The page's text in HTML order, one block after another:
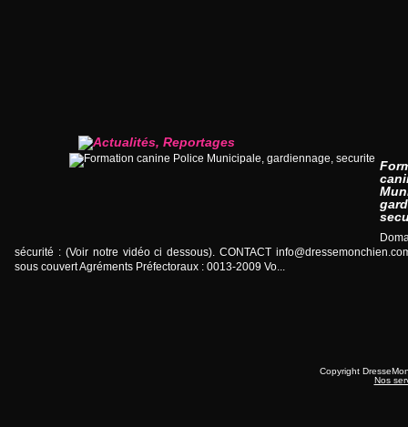
sécurité : (Voir notre vidéo ci dessous). CONTACT
sous couvert Agréments Préfectoraux : 0013-2009 Vo...
Copyright
Nos